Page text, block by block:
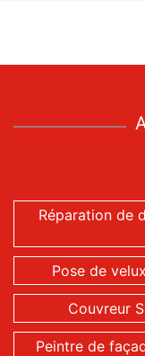
Réparation de
Pose de
Couvreur
Peintre de